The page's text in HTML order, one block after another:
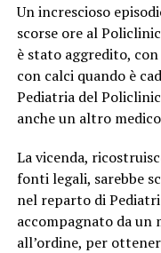
Un increscioso
scorse ore al
è stato aggredito,
con calci quando è
Pediatria del
anche un altro
La vicenda,
fonti legali, sarebbe
nel reparto di
accompagnato da
all’ordine, per